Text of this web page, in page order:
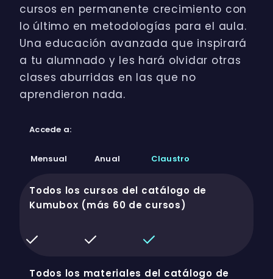
cursos en permanente crecimiento con
lo último en metodologías para el aula.
Una educación avanzada que inspirará
a tu alumnado y les hará olvidar otras
clases aburridas en las que no
aprendieron nada.
Accede a:
Mensual Anual Claustro
Todos los cursos del catálogo de
Kumubox (más 60 de cursos)
Todos los materiales del catálogo de